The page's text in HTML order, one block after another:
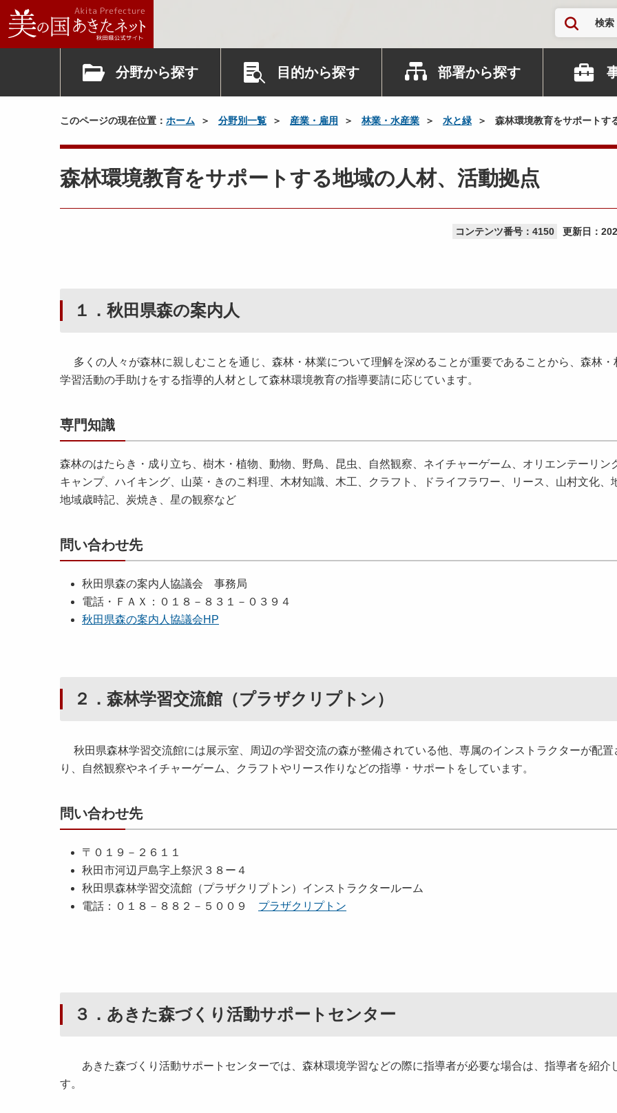
検索
分野から探す 目的から探す 部署から探す
このページの現在位置： ホーム 分野別一覧 産業・雇用 林業・水産業 水と緑 森林環境教育をサポートす
森林環境教育をサポートする地域の人材、活動拠点
コンテンツ番号：4150 更新日：
１．秋田県森の案内人
多くの人々が森林に親しむことを通じ、森林・林業について理解を深めることが重要であることから、森林・
学習活動の手助けをする指導的人材として森林環境教育の指導要請に応じています。
専門知識
森林のはたらき・成り立ち、樹木・植物、動物、野鳥、昆虫、自然観察、ネイチャーゲーム、オリエンテーリン
キャンプ、ハイキング、山菜・きのこ料理、木材知識、木工、クラフト、ドライフラワー、リース、山村文化、
地域歳時記、炭焼き、星の観察など
問い合わせ先
秋田県森の案内人協議会 事務局
電話・ＦＡＸ：０１８－８３１－０３９４
秋田県森の案内人協議会HP
２．森林学習交流館（プラザクリプトン）
秋田県森林学習交流館には展示室、周辺の学習交流の森が整備されている他、専属のインストラクターが配置
り、自然観察やネイチャーゲーム、クラフトやリース作りなどの指導・サポートをしています。
問い合わせ先
〒０１９－２６１１
秋田市河辺戸島字上祭沢３８ー４
秋田県森林学習交流館（プラザクリプトン）インストラクタールーム
電話：０１８－８８２－５００９ プラザクリプトン
３．あきた森づくり活動サポートセンター
あきた森づくり活動サポートセンターでは、森林環境学習などの際に指導者が必要な場合は、指導者を紹介
す。